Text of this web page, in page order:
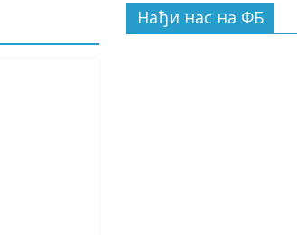
Нађи нас на ФБ